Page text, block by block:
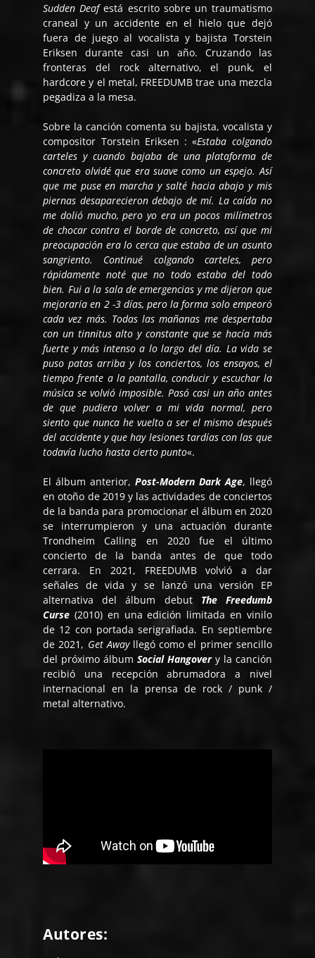
Sudden Deafestá escrito sobre un traumatismo
craneal y un accidente en el hielo que dejó
fuera de juego al vocalista y bajista Torstein
Eriksen durante casi un año. Cruzando las
fronteras del rock alternativo, el punk, el
hardcore y el metal, FREEDUMB trae una mezcla
pegadiza a la mesa.
Sobre la canción comenta su bajista, vocalista y
compositor Torstein Eriksen : «Estaba colgando
carteles y cuando bajaba de una plataforma de
concreto olvidé que era suave como un espejo. Así
que me puse en marcha y salté hacia abajo y mis
piernas desaparecieron debajo de mí. La caída no
me dolió mucho, pero yo era un pocos milímetros
de chocar contra el borde de concreto, así que mi
preocupación era lo cerca que estaba de un asunto
sangriento. Continué colgando carteles, pero
rápidamente noté que no todo estaba del todo
bien. Fui a la sala de emergencias y me dijeron que
mejoraría en 2 -3 días, pero la forma solo empeoró
cada vez más. Todas las mañanas me despertaba
con un tinnitus alto y constante que se hacía más
fuerte y más intenso a lo largo del día. La vida se
puso patas arriba y los conciertos, los ensayos, el
tiempo frente a la pantalla, conducir y escuchar la
música se volvió imposible. Pasó casi un año antes
de que pudiera volver a mi vida normal, pero
siento que nunca he vuelto a ser el mismo después
del accidente y que hay lesiones tardías con las que
todavía lucho hasta cierto punto«.
El álbum anterior, Post-Modern Dark Age, llegó
en otoño de 2019 y las actividades de conciertos
de la banda para promocionar el álbum en 2020
se interrumpieron y una actuación durante
Trondheim Calling en 2020 fue el último
concierto de la banda antes de que todo
cerrara. En 2021, FREEDUMB volvió a dar
señales de vida y se lanzó una versión EP
alternativa del álbum debutThe Freedumb
Curse (2010) en una edición limitada en vinilo
de 12 con portada serigrafiada. En septiembre
de 2021, Get Awayllegó como el primer sencillo
del próximo álbumSocial Hangovery la canción
recibió una recepción abrumadora a nivel
internacional en la prensa de rock / punk /
metal alternativo.
Autores: